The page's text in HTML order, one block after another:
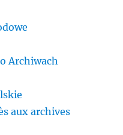
Archiwach
aux archives